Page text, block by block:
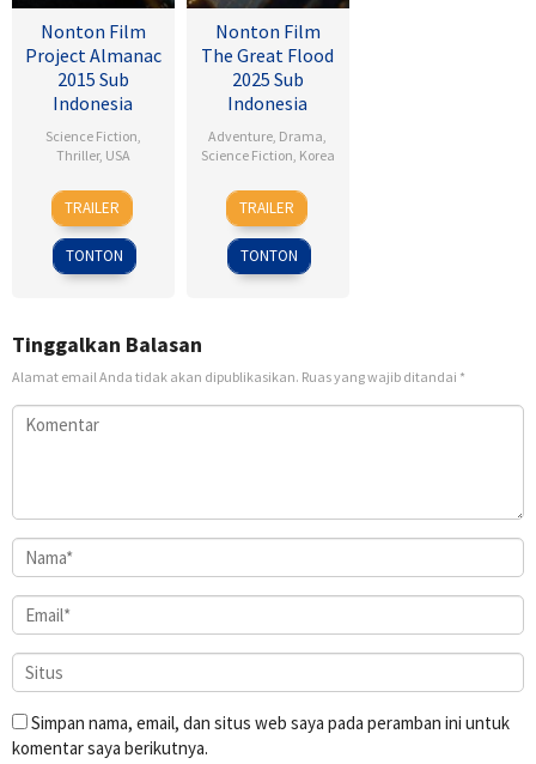
Nonton Film
Project Almanac
2015 Sub
Indonesia
Science Fiction,
Thriller, USA
28
Jan
2015
Dean
Israelite
TRAILER
TONTON
Nonton Film
The Great Flood
2025 Sub
Indonesia
Adventure, Drama,
Science Fiction, Korea
18
Sep
2025
Kim
Byung-
woo
TRAILER
TONTON
Tinggalkan Balasan
Alamat email Anda tidak akan dipublikasikan. Ruas yang wajib ditandai *
Simpan nama, email, dan situs web saya pada peramban ini untuk
komentar saya berikutnya.